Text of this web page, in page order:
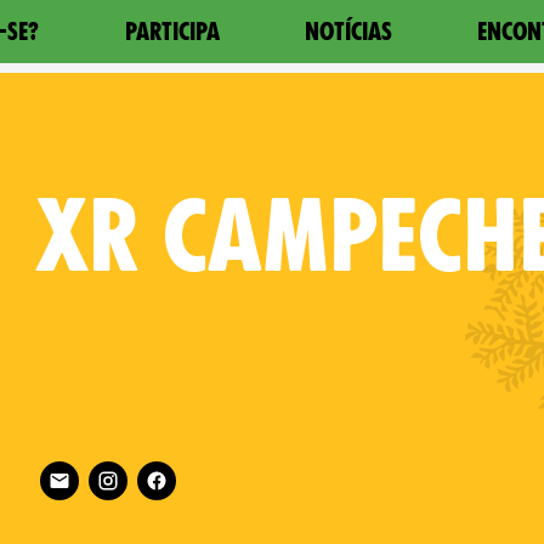
SE? PARTICIPA NOTÍCIAS
XR
Follow XR Campeche on